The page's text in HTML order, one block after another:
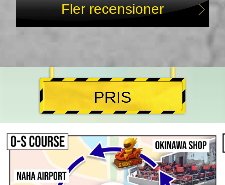
Fler recensioner
PRIS